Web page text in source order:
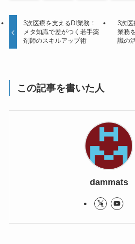
3次医療を支えるDI業務！
メタ知識で差がつく若手薬
剤師のスキルアップ術
3次医
業務
識の
この記事を書いた人
dammats